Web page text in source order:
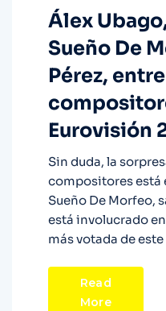
Álex
Sueño De
Pérez,
Eurovisión
Sin duda, la
compositores está
Sueño De Morfeo,
está involucrado
más votada de este
Read
More